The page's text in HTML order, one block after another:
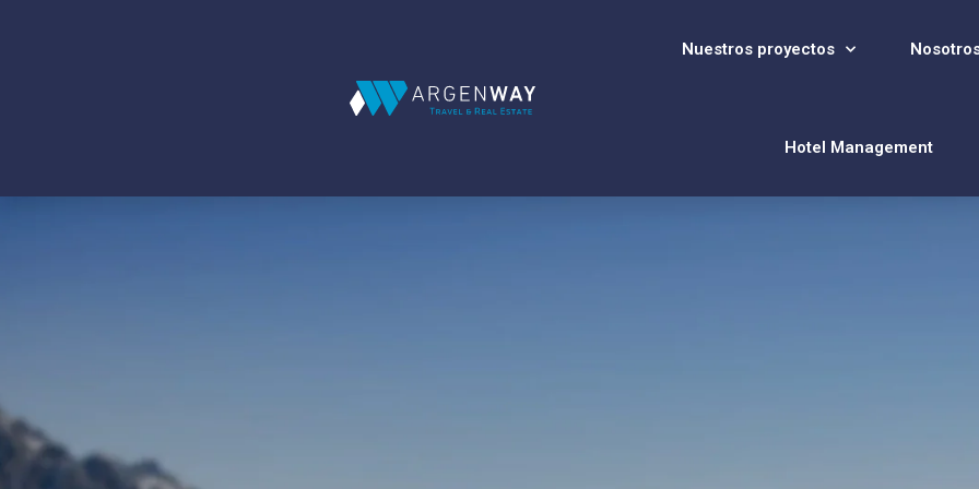
Nuestros proyectos
Hotel Management